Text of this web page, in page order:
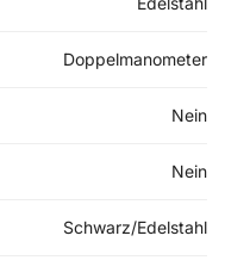
Doppelmanometer
Nein
Nein
Schwarz/Edelstahl